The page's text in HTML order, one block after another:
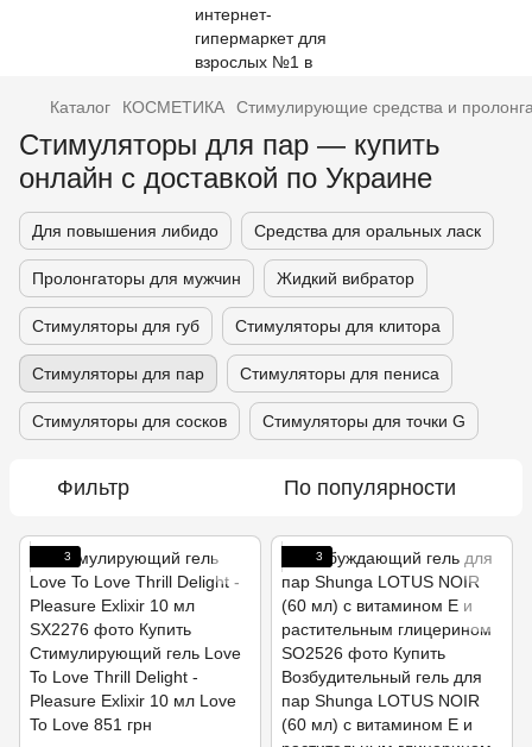
Каталог КОСМЕТИКА Стимулирующие средства и
Стимуляторы для пар — купить
онлайн с доставкой по Украине
Для повышения либидо Средства для оральных ласк
Пролонгаторы для мужчин Жидкий вибратор
Стимуляторы для губ Стимуляторы для клитора
Стимуляторы для пар Стимуляторы для пениса
Стимуляторы для сосков Стимуляторы для точки G
Фильтр По популярности
3 3